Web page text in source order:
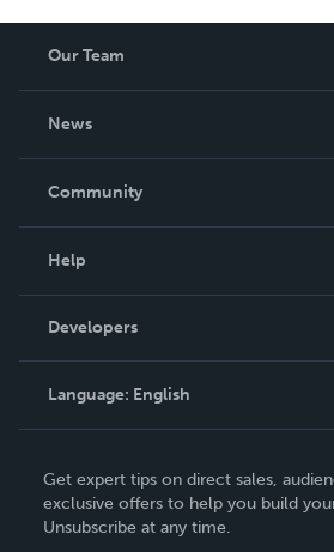
Our Team
News
In The News
Community
Podcast
Help
Order Lookup
Knowledge Base
Contact Support
Developers
Language: English
Deutsch
Français
Get expert tips on direct sales,
exclusive offers to help you build
Unsubscribe at any time.